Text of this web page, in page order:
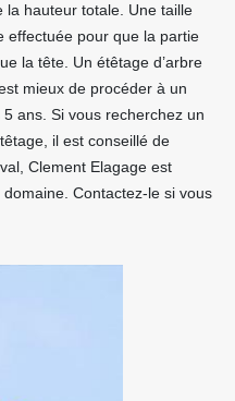
la hauteur totale. Une taille
effectuée pour que la partie
la tête. Un étêtage d’arbre
mieux de procéder à un
ans. Si vous recherchez un
il est conseillé de
Clement Elagage est
Contactez-le si vous